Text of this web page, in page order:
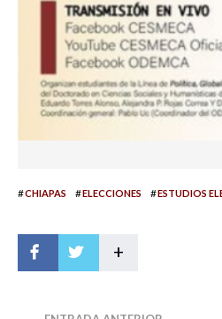
#CHIAPAS #ELECCIONES #ESTUDIOS
+